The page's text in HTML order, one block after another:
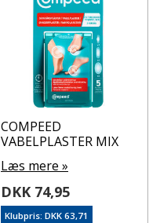
COMPEED
VABELPLASTER MIX
Læs mere »
DKK 74,95
Klubpris: DKK 63,71